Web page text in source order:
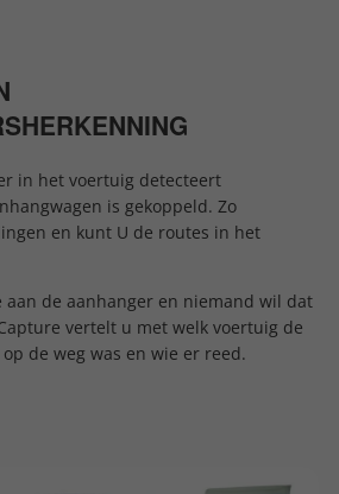
in het voertuig detecteert
is gekoppeld. Zo
en kunt U de routes in het
aan de aanhanger en niemand wil dat
vertelt u met welk voertuig de
de weg was en wie er reed.